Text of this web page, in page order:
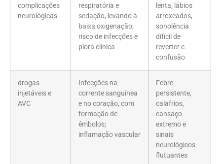
complicações
neurológicas
respiratória e
sedação, levando à
baixa oxigenação;
risco de infecções e
piora clínica
lenta, lábios
arroxeados,
sonolência
difícil de
reverter e
confusão
drogas
injetáveis e
AVC
Infecções na
corrente sanguínea
e no coração, com
formação de
êmbolos;
inflamação vascular
Febre
persistente,
calafrios,
cansaço
extremo e
sinais
neurológicos
flutuantes